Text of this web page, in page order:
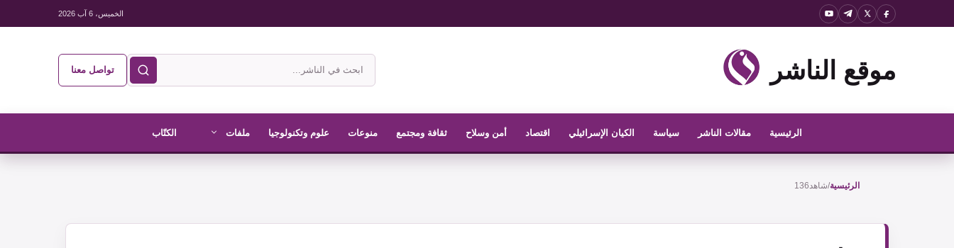
الخميس، 6 آب 2026
موقع الناشر
ابحث
في
الناشر
تواصل معنا
الرئيسية مقالات الناشر سياسة الكيان الإسرائيلي اقتصاد أمن وسلاح ثقافة ومجتمع منوعات علوم وتكنولوجيا ملفات الكتّاب
الرئيسية/شاهد136